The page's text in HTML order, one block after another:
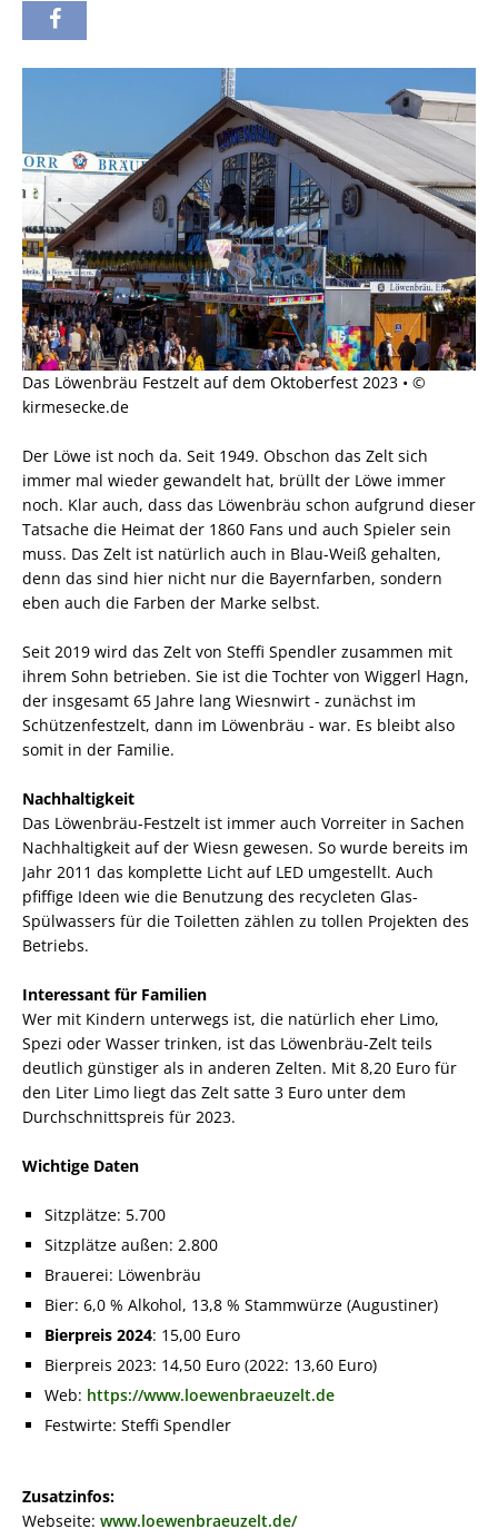
Das Löwenbräu Festzelt auf dem Oktoberfest 2023 • ©
kirmesecke.de
Der Löwe ist noch da. Seit 1949. Obschon das Zelt sich
immer mal wieder gewandelt hat, brüllt der Löwe immer
noch. Klar auch, dass das Löwenbräu schon aufgrund dieser
Tatsache die Heimat der 1860 Fans und auch Spieler sein
muss. Das Zelt ist natürlich auch in Blau-Weiß gehalten,
denn das sind hier nicht nur die Bayernfarben, sondern
eben auch die Farben der Marke selbst.
Seit 2019 wird das Zelt von Steffi Spendler zusammen mit
ihrem Sohn betrieben. Sie ist die Tochter von Wiggerl Hagn,
der insgesamt 65 Jahre lang Wiesnwirt - zunächst im
Schützenfestzelt, dann im Löwenbräu - war. Es bleibt also
somit in der Familie.
Nachhaltigkeit
Das Löwenbräu-Festzelt ist immer auch Vorreiter in Sachen
Nachhaltigkeit auf der Wiesn gewesen. So wurde bereits im
Jahr 2011 das komplette Licht auf LED umgestellt. Auch
pfiffige Ideen wie die Benutzung des recycleten Glas-
Spülwassers für die Toiletten zählen zu tollen Projekten des
Betriebs.
Interessant für Familien
Wer mit Kindern unterwegs ist, die natürlich eher Limo,
Spezi oder Wasser trinken, ist das Löwenbräu-Zelt teils
deutlich günstiger als in anderen Zelten. Mit 8,20 Euro für
den Liter Limo liegt das Zelt satte 3 Euro unter dem
Durchschnittspreis für 2023.
Wichtige Daten
Sitzplätze: 5.700
Sitzplätze außen: 2.800
Brauerei: Löwenbräu
Bier: 6,0 % Alkohol, 13,8 % Stammwürze (Augustiner)
Bierpreis 2024: 15,00 Euro
Bierpreis 2023: 14,50 Euro (2022: 13,60 Euro)
Web: https://www.loewenbraeuzelt.de
Festwirte: Steffi Spendler
Zusatzinfos:
Webseite: www.loewenbraeuzelt.de/